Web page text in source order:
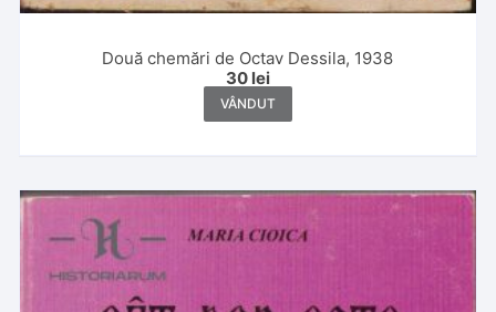
Două chemări de Octav Dessila, 1938
30 lei
VÂNDUT